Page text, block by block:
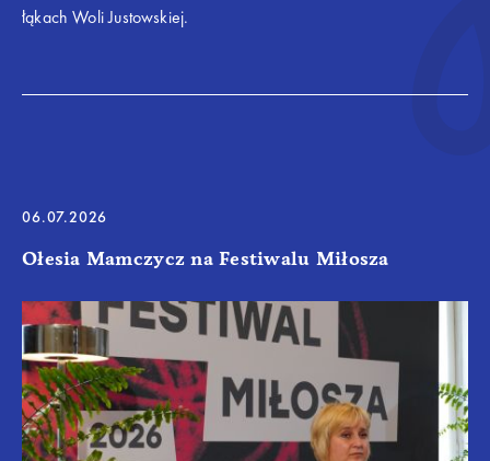
łąkach Woli Justowskiej.
06.07.2026
Ołesia Mamczycz na Festiwalu Miłosza